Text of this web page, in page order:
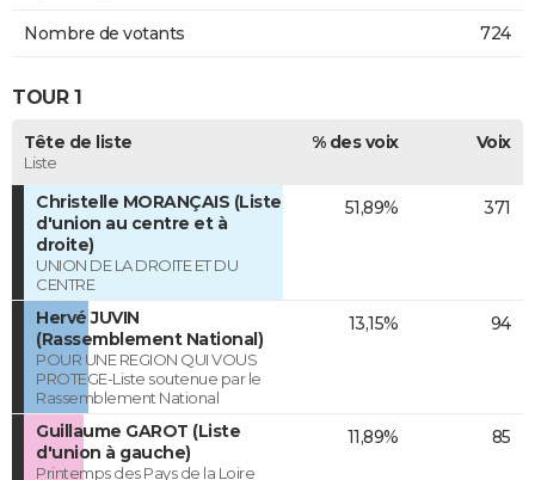
Nombre de votants 724
TOUR 1
Tête de liste
Liste
% des voix Voix
Christelle MORANÇAIS (Liste
d'union au centre et à
droite)
UNION DE LA DROITE ET DU
CENTRE
51,89% 371
Hervé JUVIN
(Rassemblement National)
POUR UNE REGION QUI VOUS
PROTEGE-Liste soutenue par le
Rassemblement National
13,15% 94
Guillaume GAROT (Liste
d'union à gauche)
Printemps des Pays de la Loire
11,89% 85